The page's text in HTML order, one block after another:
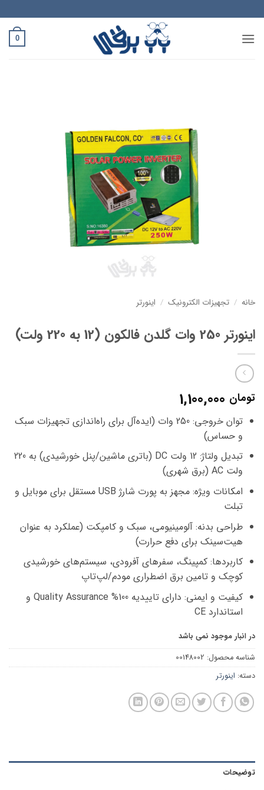
to
content
0
خانه / تجهیزات الکترونیک / اینورتر
اینورتر 250 وات گلدن فالکون (12 به 220 ولت)
تومان
توان خروجی: 250 وات (ایده‌آل برای راه‌اندازی تجهیزات سبک
و حساس)
تبدیل ولتاژ: 12 ولت DC (باتری ماشین/پنل خورشیدی) به 220
ولت AC (برق شهری)
امکانات ویژه: مجهز به پورت شارژ USB مستقل برای موبایل و
تبلت
طراحی بدنه: آلومینیومی، سبک و کامپکت (عملکرد به عنوان
هیت‌سینک برای دفع حرارت)
کاربردها: کمپینگ، سفرهای آفرودی، سیستم‌های خورشیدی
کوچک و تامین برق اضطراری مودم/لپ‌تاپ
کیفیت و ایمنی: دارای تاییدیه 100% Quality Assurance و
استاندارد CE
در انبار موجود نمی باشد
شناسه محصول: 00148002
دسته: اینورتر
توضیحات